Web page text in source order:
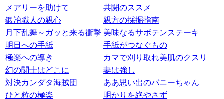
メアリーを助けて
共闘のススメ
鍛冶職人の親心
親方の採掘指南
月下乱舞～ガッと来る衝撃 美味なるサボテンステーキ
明日への手紙
手紙がつなぐもの
極楽への導き
カマで刈り取れ美肌のクスリ
幻の闘士はどこに
妻は強し
対決カンダタ海賊団
ああ思い出のバニーちゃん
ひと粒の極楽
明かりを絶やさず